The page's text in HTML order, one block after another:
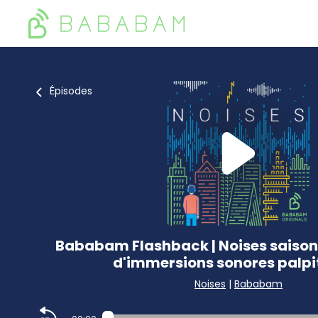
Épisodes
Bababam Flashback | Noises
d'immersions sonores
Noises | Bababam